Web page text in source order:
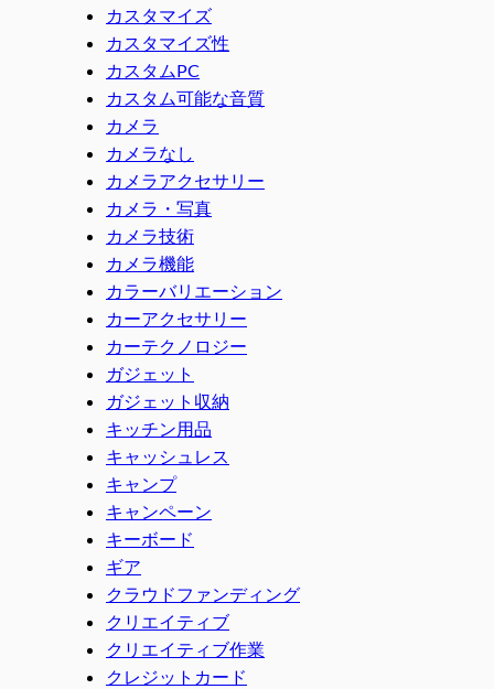
カスタマイズ
カスタマイズ性
カスタムPC
カスタム可能な音質
カメラ
カメラなし
カメラアクセサリー
カメラ・写真
カメラ技術
カメラ機能
カラーバリエーション
カーアクセサリー
カーテクノロジー
ガジェット
ガジェット収納
キッチン用品
キャッシュレス
キャンプ
キャンペーン
キーボード
ギア
クラウドファンディング
クリエイティブ
クリエイティブ作業
クレジットカード